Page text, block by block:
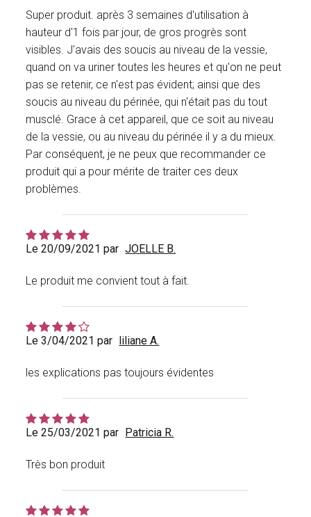
Super produit. après 3 semaines d'utilisation à
hauteur d'1 fois par jour, de gros progrès sont
visibles. J'avais des soucis au niveau de la vessie,
quand on va uriner toutes les heures et qu'on ne peut
pas se retenir, ce n'est pas évident; ainsi que des
soucis au niveau du périnée, qui n'était pas du tout
musclé. Grace à cet appareil, que ce soit au niveau
de la vessie, ou au niveau du périnée il y a du mieux.
Par conséquent, je ne peux que recommander ce
produit qui a pour mérite de traiter ces deux
problèmes.
Le 20/09/2021 par JOELLE B.
Le produit me convient tout à fait.
Le 3/04/2021 par liliane A.
les explications pas toujours évidentes
Le 25/03/2021 par Patricia R.
Très bon produit